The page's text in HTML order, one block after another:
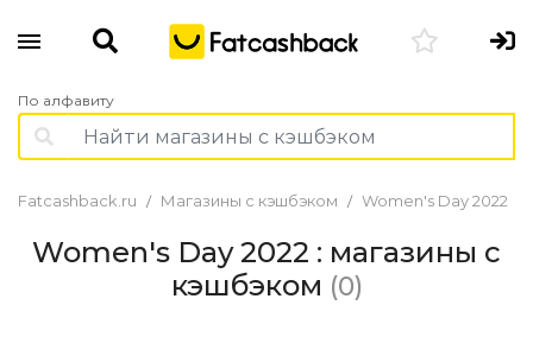
По алфавиту
Fatcashback.ru Магазины с кэшбэком Women's Day 2022
Women's Day 2022 : магазины с
кэшбэком (0)